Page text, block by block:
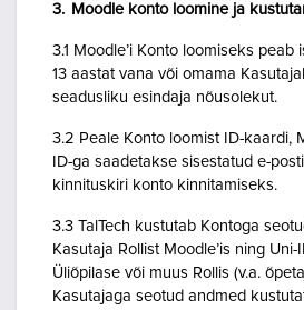
3. Moodle konto loomine ja
3.1 Moodle’i Konto loomiseks peab
13 aastat vana või omama
seadusliku esindaja nõusolekut.
3.2 Peale Konto loomist ID-kaardi,
ID-ga saadetakse sisestatud e-
kinnituskiri konto kinnitamiseks.
3.3 TalTech kustutab Kontoga
Kasutaja Rollist Moodle’is ning
Üliõpilase või muus Rollis (v.a.
Kasutajaga seotud andmed